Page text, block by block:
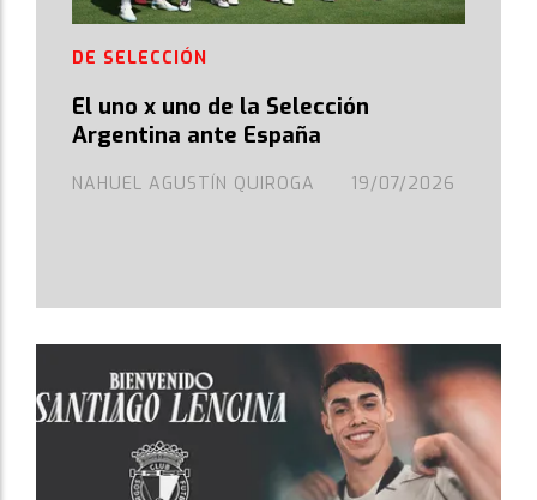
El uno x uno de la Selección
Argentina ante España
NAHUEL AGUSTÍN QUIROGA
DE SELECCIÓN
19/07/2026